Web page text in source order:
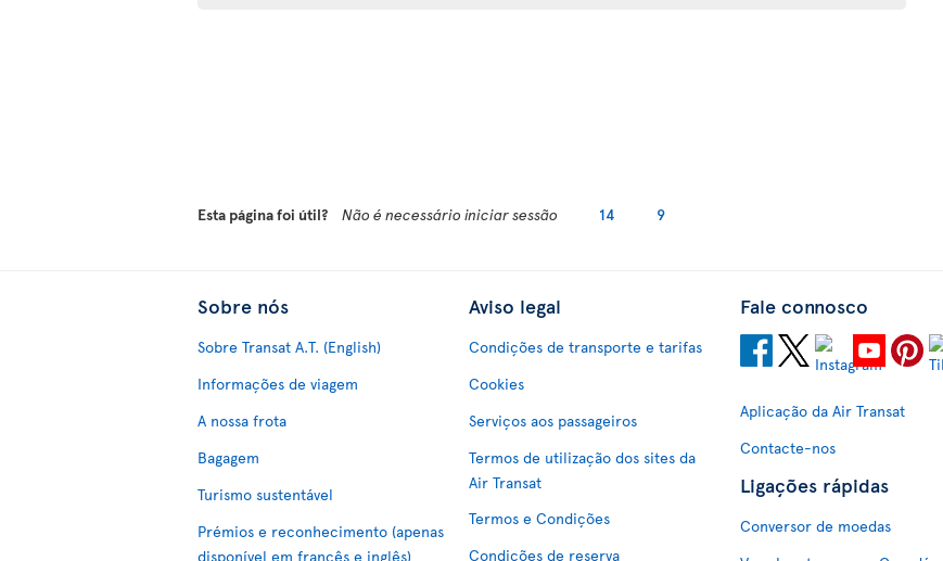
Esta página foi útil? Não é necessário iniciar sessão 14 9
Sobre nós
Sobre Transat A.T. (English)
Informações de viagem
A nossa frota
Bagagem
Turismo sustentável
Prémios e reconhecimento (apenas
disponível em francês e inglês)
Aviso legal
Condições de transporte e tarifas
Cookies
Serviços aos passageiros
Termos de utilização dos sites da
Air Transat
Termos e Condições
Condições de reserva
Fale connosco
Aplicação da Air Transat
Contacte-nos
Ligações rápidas
Conversor de moedas